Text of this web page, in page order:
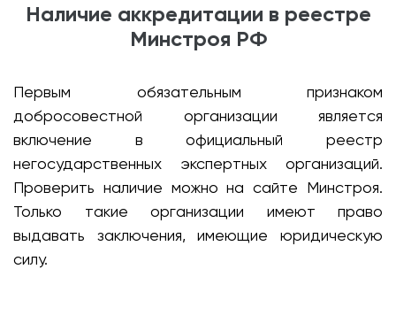
Наличие аккредитации в реестре
Минстроя РФ
Первым обязательным признаком
добросовестной организации является
включение в официальный реестр
негосударственных экспертных организаций.
Проверить наличие можно на сайте Минстроя.
Только такие организации имеют право
выдавать заключения, имеющие юридическую
силу.